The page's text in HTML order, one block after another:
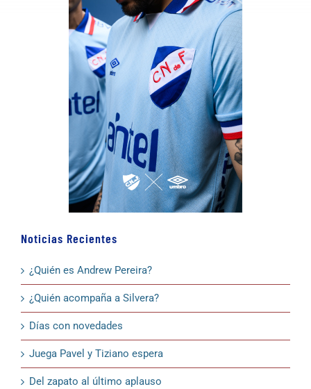
Noticias Recientes
¿Quién es Andrew Pereira?
¿Quién acompaña a Silvera?
Días con novedades
Juega Pavel y Tiziano espera
Del zapato al último aplauso